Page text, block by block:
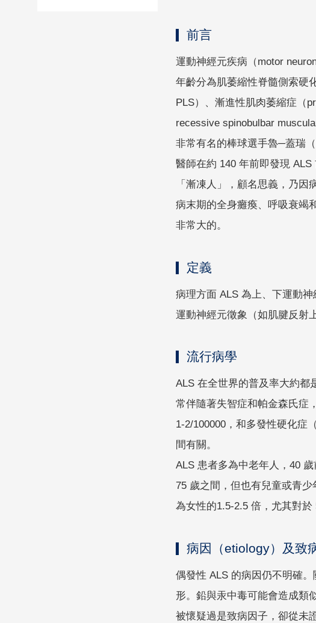
前言
運動神經元疾病（motor
年齡分為肌萎縮性脊髓側索硬
PLS）、漸進性肌肉萎縮症（
recessive spinobulbar
非常有名的棒球選手魯─蓋瑞
醫師在約 140 年前即發現
「漸凍人」，顧名思義，乃
病末期的全身癱瘓、呼吸衰竭
非常大的。
定義
病理方面 ALS 為上、下運動
運動神經元徵象（如肌腱反射
流行病學
ALS 在全世界的普及率大約都
常伴隨著失智症和帕金森氏症
1-2/100000，和多發性硬化症
間有關。
ALS 患者多為中老年人，40
75 歲之間，但也有兒童或青
為女性的1.5-2.5 倍，尤其對於
病因（etiology）及致
偶發性 ALS 的病因仍不明確
形。鉛與汞中毒可能會造成類
被懷疑過是致病因子，卻從未